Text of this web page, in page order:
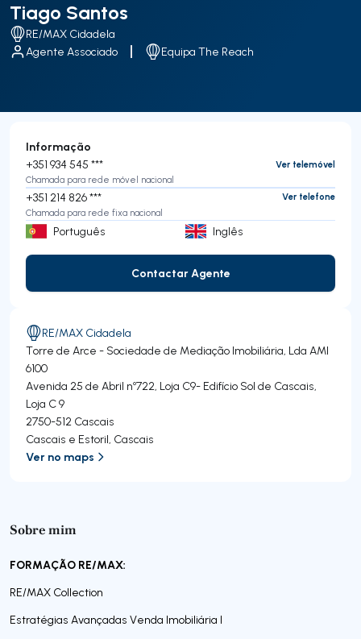
Tiago Santos
RE/MAX Cidadela
Agente Associado
Equipa The Reach
Sobre mim
FORMAÇÃO RE/MAX:
RE/MAX Collection
Estratégias Avançadas Venda Imobiliária I
Informação
+351 934 545 ***
Ver telemóvel
Chamada para rede móvel nacional
+351 214 826 ***
Ver telefone
Chamada para rede fixa nacional
Português Inglês
Contactar Agente
Contactar Agente
RE/MAX Cidadela
Torre de Arce - Sociedade de Mediação Imobiliária, Lda AMI
6100
Avenida 25 de Abril nº722, Loja C9- Edifício Sol de Cascais,
Loja C 9
2750-512 Cascais
Cascais e Estoril, Cascais
Ver no maps